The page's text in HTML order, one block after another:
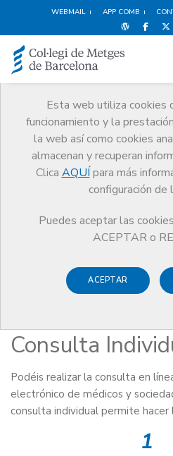
WEBMAIL APP COMB
Esta web utiliza cookies
funcionamiento y la
la web así como cookies
almacenan y recuperan
Clica AQUÍ para más
configuración de
Puedes aceptar las
ACEPTAR o
ACEPTAR
Registro
Servicios
Verificación colegiación para centros
centros
Consulta
Podéis realizar la consulta en
electrónico de médicos y
consulta individual permite hacer
1